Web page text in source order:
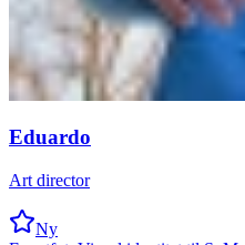
Eduardo
Art director
Ny